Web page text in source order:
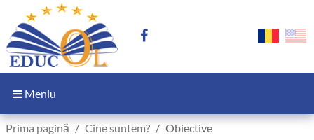
Meniu
Prima pagină Cine suntem? Obiective